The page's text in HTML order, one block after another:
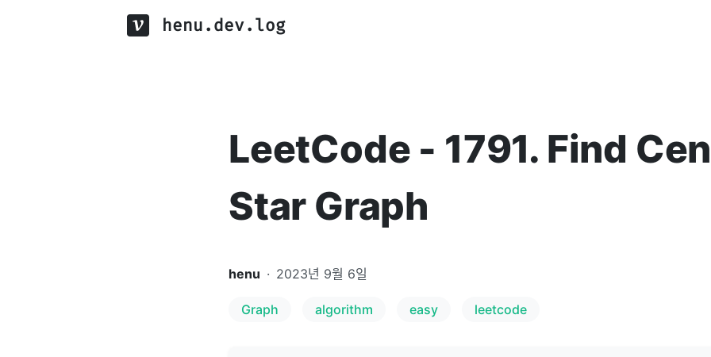
henu.dev.log
LeetCode - 1791. Find
Star Graph
henu · 2023년 9월 6일
Graph algorithm easy leetcode